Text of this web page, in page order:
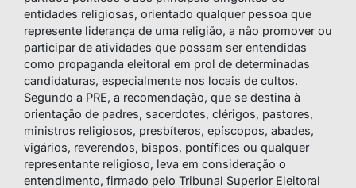
entidades religiosas, orientado qualquer pessoa que
represente liderança de uma religião, a não promover ou
participar de atividades que possam ser entendidas
como propaganda eleitoral em prol de determinadas
candidaturas, especialmente nos locais de cultos.
Segundo a PRE, a recomendação, que se destina à
orientação de padres, sacerdotes, clérigos, pastores,
ministros religiosos, presbíteros, epíscopos, abades,
vigários, reverendos, bispos, pontífices ou qualquer
representante religioso, leva em consideração o
entendimento, firmado pelo Tribunal Superior Eleitoral